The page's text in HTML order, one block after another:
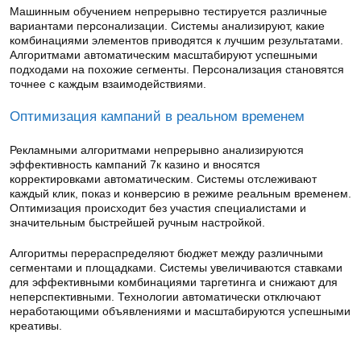
Машинным обучением непрерывно тестируется различные
вариантами персонализации. Системы анализируют, какие
комбинациями элементов приводятся к лучшим результатами.
Алгоритмами автоматическим масштабируют успешными
подходами на похожие сегменты. Персонализация становятся
точнее с каждым взаимодействиями.
Оптимизация кампаний в реальном временем
Рекламными алгоритмами непрерывно анализируются
эффективность кампаний 7к казино и вносятся
корректировками автоматическим. Системы отслеживают
каждый клик, показ и конверсию в режиме реальным временем.
Оптимизация происходит без участия специалистами и
значительным быстрейшей ручным настройкой.
Алгоритмы перераспределяют бюджет между различными
сегментами и площадками. Системы увеличиваются ставками
для эффективными комбинациями таргетинга и снижают для
неперспективными. Технологии автоматически отключают
неработающими объявлениями и масштабируются успешными
креативы.